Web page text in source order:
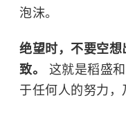
泡沫。
绝望时，不要空
致。 这就是稻盛
于任何人的努力，